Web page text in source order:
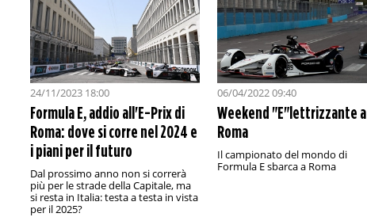
24/11/2023 18:00
Formula E, addio all'E-Prix di
Roma: dove si corre nel 2024 e
i piani per il futuro
Dal prossimo anno non si correrà
più per le strade della Capitale, ma
si resta in Italia: testa a testa in vista
per il 2025?
06/04/2022 09:40
Weekend "E"lettrizzante a
Roma
Il campionato del mondo di
Formula E sbarca a Roma